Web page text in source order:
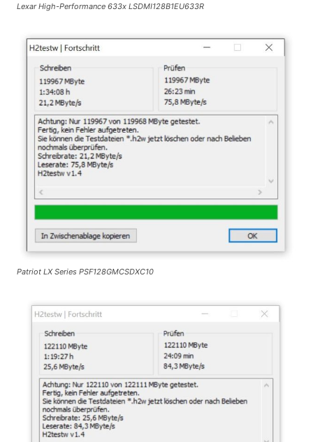
Lexar High-Performance 633x LSDMI128B1EU633R
Patriot LX Series PSF128GMCSDXC10